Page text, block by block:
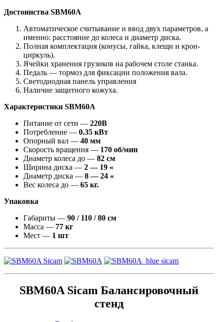
Достоинства SBM60A
Автоматическое считывание и ввод двух параметров, а
именно: расстояние до колеса и диаметр диска.
Полная комплектация (конусы, гайка, клещи и крон-
циркуль).
Ячейки хранения грузиков на рабочем столе станка.
Педаль — тормоз для фиксации положения вала.
Светодиодная панель управления
Наличие защитного кожуха.
Характеристики SBM60A
Питание от сети — 220В
Потребление — 0.35 кВт
Опорный вал — 40 мм
Скорость вращения — 170 об/мин
Диаметр колеса до — 82 см
Ширина диска — 2 — 19 «
Диаметр диска — 8 — 24 «
Вес колеса до — 65 кг.
Упаковка
Габариты — 90 / 110 / 80 см
Масса — 77 кг
Мест — 1 шт
SBM60A Sicam Балансировочный
стенд